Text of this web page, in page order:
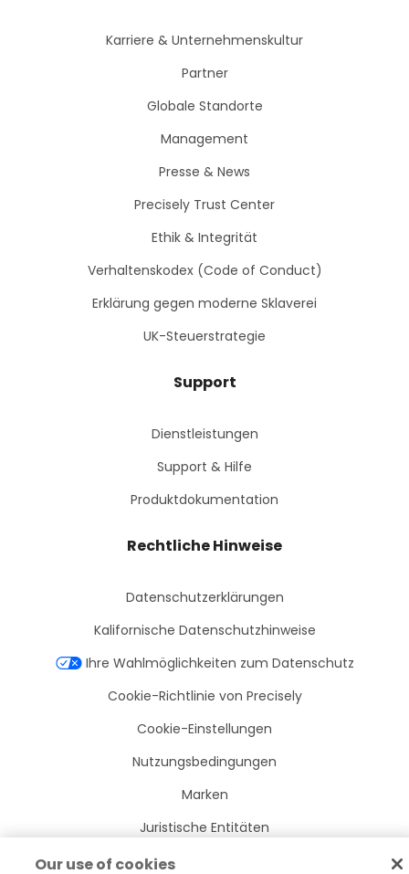
Karriere & Unternehmenskultur
Partner
Globale Standorte
Management
Presse & News
Precisely Trust Center
Ethik & Integrität
Verhaltenskodex (Code of Conduct)
Erklärung gegen moderne Sklaverei
UK-Steuerstrategie
Support
Dienstleistungen
Support & Hilfe
Produktdokumentation
Rechtliche Hinweise
Datenschutzerklärungen
Kalifornische Datenschutzhinweise
Ihre Wahlmöglichkeiten zum Datenschutz
Cookie-Richtlinie von Precisely
Cookie-Einstellungen
Nutzungsbedingungen
Marken
Juristische Entitäten
Rechtliche Vereinbarungen
Our use of cookies